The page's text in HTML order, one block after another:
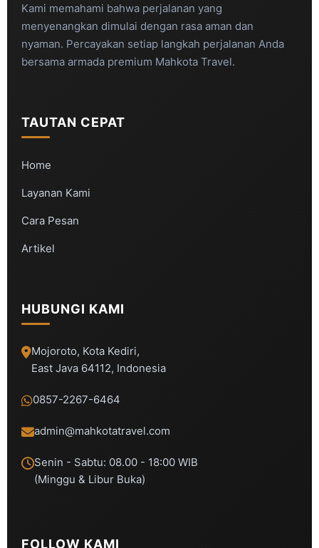
Kami memahami bahwa perjalanan yang
menyenangkan dimulai dengan rasa aman dan
nyaman. Percayakan setiap langkah perjalanan Anda
bersama armada premium Mahkota Travel.
TAUTAN CEPAT
Home
Layanan Kami
Cara Pesan
Artikel
HUBUNGI KAMI
Mojoroto, Kota Kediri,
East Java 64112, Indonesia
0857-2267-6464
admin@mahkotatravel.com
Senin - Sabtu: 08.00 - 18:00 WIB
(Minggu & Libur Buka)
FOLLOW KAMI